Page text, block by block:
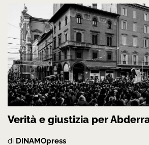
Verità e giustizia per
di DINAMOpress